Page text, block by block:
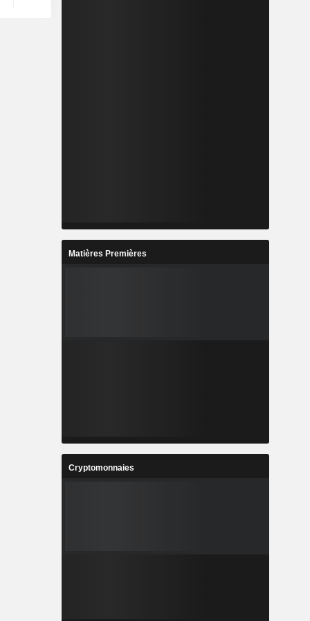
Matières Premières
Cryptomonnaies